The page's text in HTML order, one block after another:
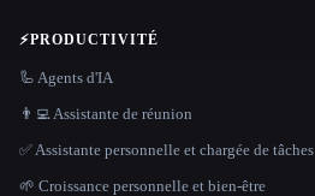
⚡PRODUCTIVITÉ
🦾 Agents d'IA
👨‍💻 Assistante de réunion
✅ Assistante personnelle et chargée de tâches
🌱 Croissance personnelle et bien-être